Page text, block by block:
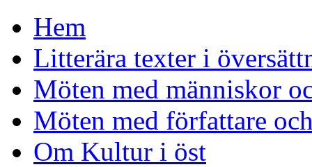
Hem
Litterära texter i
Möten med människor
Möten med författare
Om Kultur i öst